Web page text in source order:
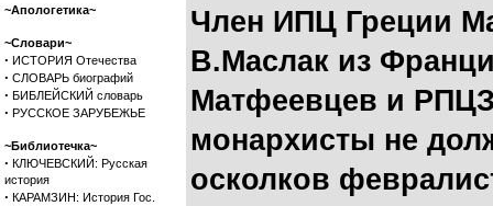
~Апологетика~
~Словари~
· ИСТОРИЯ Отечества
· СЛОВАРЬ биографий
· БИБЛЕЙСКИЙ словарь
· РУССКОЕ ЗАРУБЕЖЬЕ
~Библиотечка~
· КЛЮЧЕВСКИЙ: Русская
история
· КАРАМЗИН: История Гос.
Член ИПЦ Греции
В.Маслак из
Матфеевцев и
монархисты не
осколков